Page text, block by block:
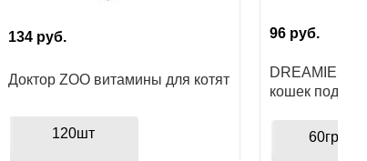
134руб.
Доктор ZOO витамины для котят
120шт
96 руб.
DREAMIES
кошек
60гр.